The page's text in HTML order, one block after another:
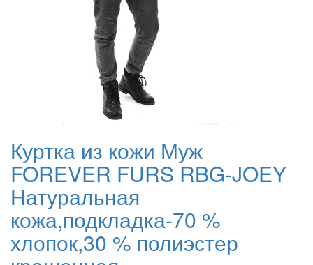
Куртка из кожи Муж
FOREVER FURS RBG-JOEY
Натуральная
кожа,подкладка-70 %
хлопок,30 % полиэстер